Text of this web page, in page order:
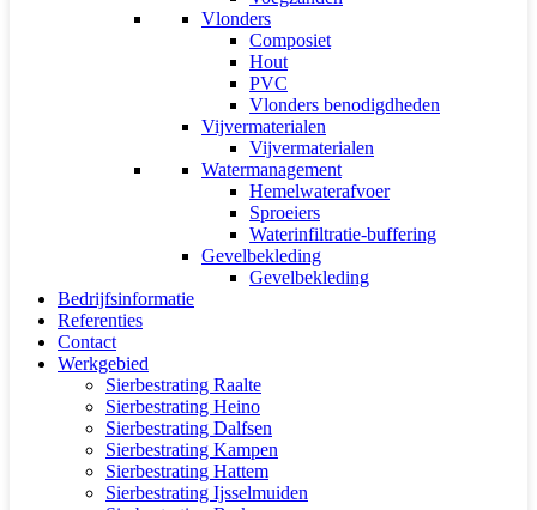
Vlonders
Composiet
Hout
PVC
Vlonders benodigdheden
Vijvermaterialen
Vijvermaterialen
Watermanagement
Hemelwaterafvoer
Sproeiers
Waterinfiltratie-buffering
Gevelbekleding
Gevelbekleding
Bedrijfsinformatie
Referenties
Contact
Werkgebied
Sierbestrating Raalte
Sierbestrating Heino
Sierbestrating Dalfsen
Sierbestrating Kampen
Sierbestrating Hattem
Sierbestrating Ijsselmuiden